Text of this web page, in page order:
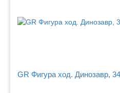
GR Фигура ход. Динозавр,